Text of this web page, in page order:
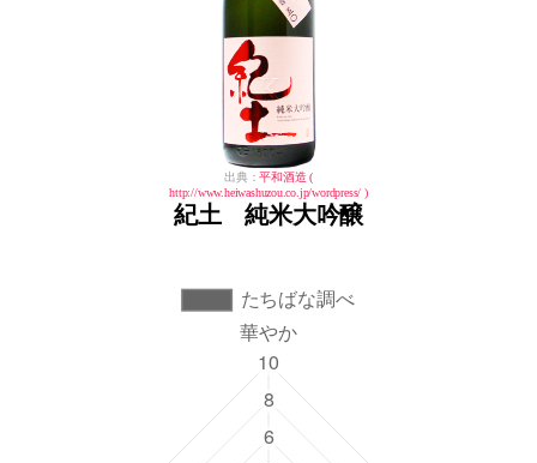
出典：平和酒造 (
http://www.heiwashuzou.co.jp/wordpress/ )
紀土 純米大吟醸